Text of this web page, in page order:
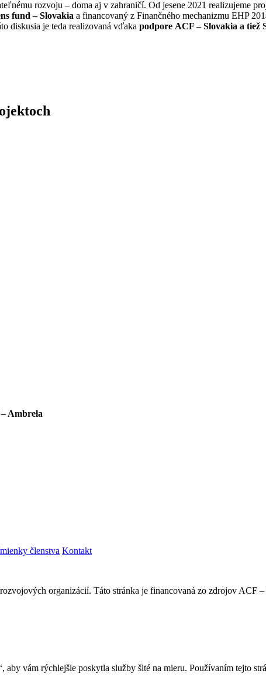
rozvoju – doma aj v zahraničí. Od jesene 2021 realizujeme
fund – Slovakia a financovaný z Finančného mechanizmu EHP
diskusia je teda realizovaná vďaka podpore ACF – Slovakia a tiež
Ambrela
členstva Kontakt
organizácií. Táto stránka je financovaná zo zdrojov ACF
aby vám rýchlejšie poskytla služby šité na mieru. Používaním tejto